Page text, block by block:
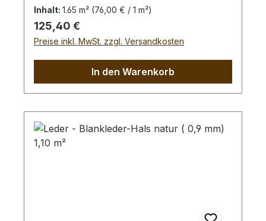
usw.)Bei Bestellung von diesem Stück
erhalten Sie ein 1,65 m² großes Leder. Das
Kernstück ist 130 cm x 80 cm groß (siehe
Foto 3).
Inhalt: 1.65 m² (76,00 € / 1 m²)
Regulärer Preis:
125,40 €
Preise inkl. MwSt. zzgl. Versandkosten
In den Warenkorb